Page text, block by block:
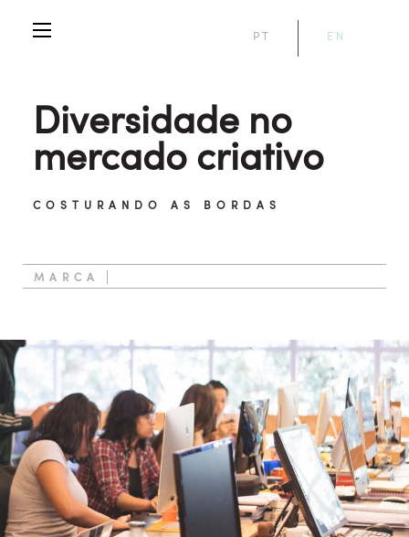
PT EN
Diversidade no
mercado criativo
COSTURANDO AS BORDAS
MARCA